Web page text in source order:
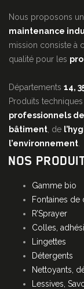
Nous proposons
maintenance
mission consiste à
qualité pour les
Départements 14,
Produits
professionnels
bâtiment , de
l’environnement
NOS
Gamme bio
Fontaines de
R’Sprayer
Colles,
Lingettes
Détergents
Nettoyants,
Lessives,